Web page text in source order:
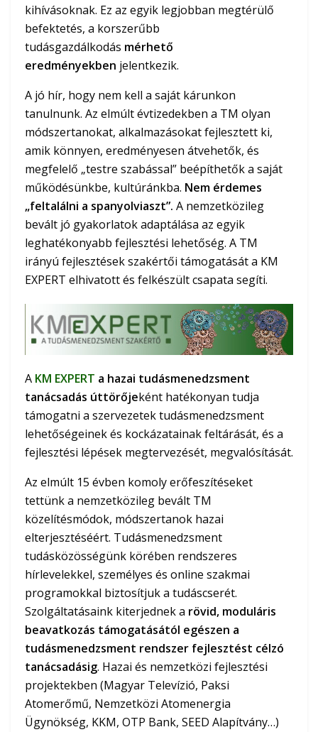
kihívásoknak. Ez az egyik legjobban megtérülő
befektetés, a korszerűbb
tudásgazdálkodás mérhető
eredményekben jelentkezik.
A jó hír, hogy nem kell a saját kárunkon
tanulnunk. Az elmúlt évtizedekben a TM olyan
módszertanokat, alkalmazásokat fejlesztett ki,
amik könnyen, eredményesen átvehetők, és
megfelelő „testre szabással” beépíthetők a saját
működésünkbe, kultúránkba. Nem érdemes
„feltalálni a spanyolviaszt”. A nemzetközileg
bevált jó gyakorlatok adaptálása az egyik
leghatékonyabb fejlesztési lehetőség. A TM
irányú fejlesztések szakértői támogatását a KM
EXPERT elhivatott és felkészült csapata segíti.
A KM EXPERT a hazai tudásmenedzsment
tanácsadás úttörőjeként hatékonyan tudja
támogatni a szervezetek tudásmenedzsment
lehetőségeinek és kockázatainak feltárását, és a
fejlesztési lépések megtervezését, megvalósítását.
Az elmúlt 15 évben komoly erőfeszítéseket
tettünk a nemzetközileg bevált TM
közelítésmódok, módszertanok hazai
elterjesztéséért. Tudásmenedzsment
tudásközösségünk körében rendszeres
hírlevelekkel, személyes és online szakmai
programokkal biztosítjuk a tudáscserét.
Szolgáltatásaink kiterjednek a rövid, moduláris
beavatkozás támogatásától egészen a
tudásmenedzsment rendszer fejlesztést célzó
tanácsadásig. Hazai és nemzetközi fejlesztési
projektekben (Magyar Televízió, Paksi
Atomerőmű, Nemzetközi Atomenergia
Ügynökség, KKM, OTP Bank, SEED Alapítvány…)